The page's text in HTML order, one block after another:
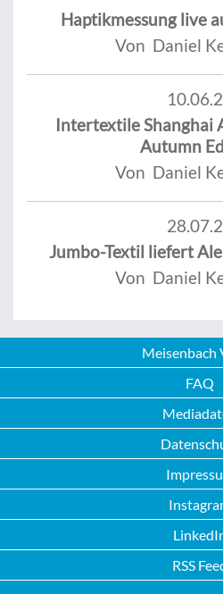
Haptikmessung live
Von Daniel
Intertextile Shanghai
Autumn
Von Daniel
Jumbo-Textil liefert
Von Daniel
Meisenbach
FAQ
RSS